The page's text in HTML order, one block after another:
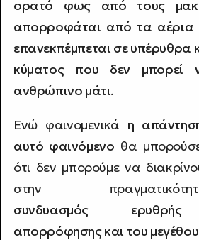
ορατό φως από τους
απορροφάται από τα αέρια
επανεκπέμπεται σε υπέρυθρα
κύματος που δεν μπορεί
ανθρώπινο μάτι.
Ενώ φαινομενικά η
αυτό φαινόμενο θα
ότι δεν μπορούμε να
στην
συνδυασμός ερυθρής
απορρόφησης και του